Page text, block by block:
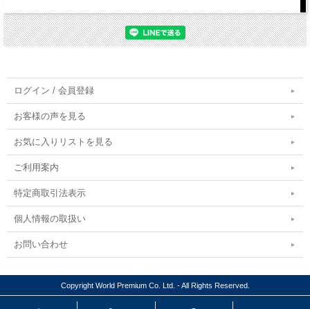
ログイン / 会員登録
お客様の声を見る
お気に入りリストを見る
ご利用案内
特定商取引法表示
個人情報の取扱い
お問い合わせ
Copyright World Premium Co. Ltd. - All Rights Reserved.